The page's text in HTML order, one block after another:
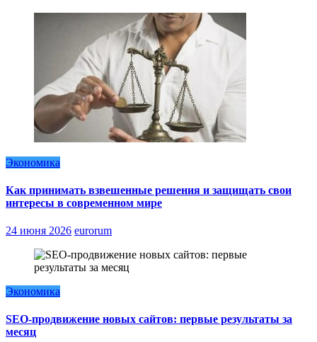
Экономика
Как принимать взвешенные решения и защищать свои
интересы в современном мире
24 июня 2026 eurorum
Экономика
SEO-продвижение новых сайтов: первые результаты за
месяц